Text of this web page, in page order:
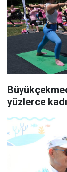
yüzlerce